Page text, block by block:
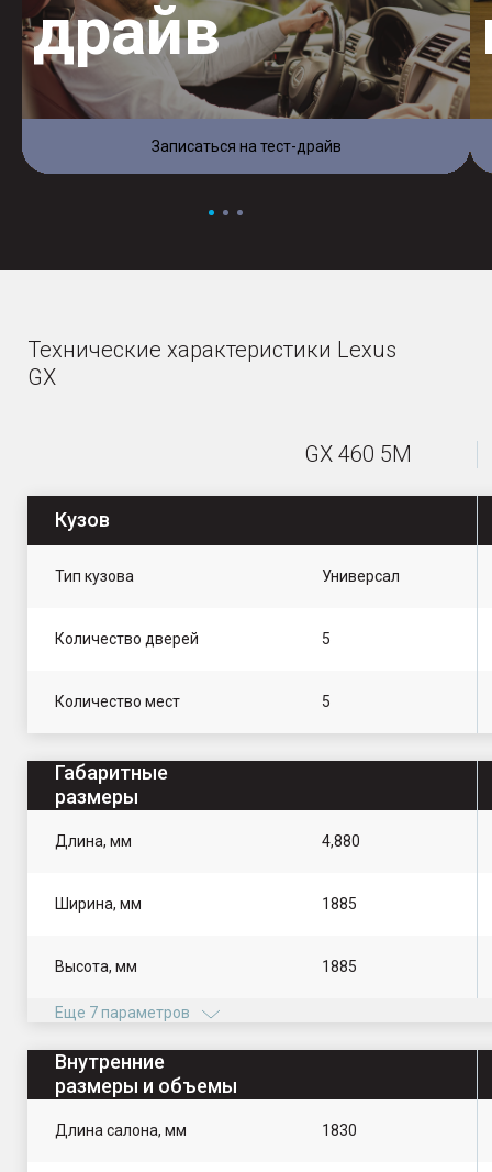
драйв
Записаться на тест-драйв
Технические характеристики Lexus
GX
GX 460 5M
Кузов
Тип кузова Универсал
Количество дверей 5
Количество мест 5
Габаритные
размеры
Длина, мм 4,880
Ширина, мм 1885
Высота, мм 1885
Еще 7 параметров
Внутренние
размеры и объемы
Длина салона, мм 1830